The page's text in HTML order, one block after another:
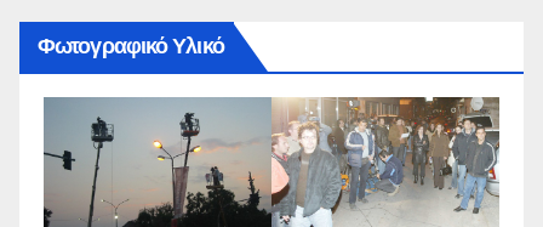
Φωτογραφικό Υλικό